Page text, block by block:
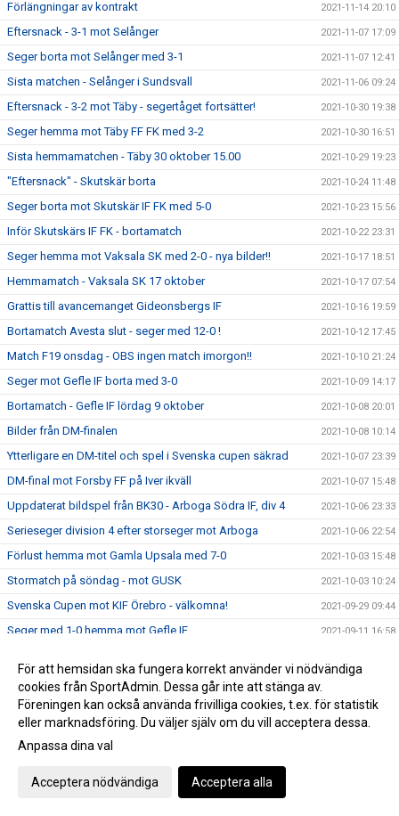
Förlängningar av kontrakt 2021-11-14 20:10
Eftersnack - 3-1 mot Selånger 2021-11-07 17:09
Seger borta mot Selånger med 3-1 2021-11-07 12:41
Sista matchen - Selånger i Sundsvall 2021-11-06 09:24
Eftersnack - 3-2 mot Täby - segertåget fortsätter! 2021-10-30 19:38
Seger hemma mot Täby FF FK med 3-2 2021-10-30 16:51
Sista hemmamatchen - Täby 30 oktober 15.00 2021-10-29 19:23
"Eftersnack" - Skutskär borta 2021-10-24 11:48
Seger borta mot Skutskär IF FK med 5-0 2021-10-23 15:56
Inför Skutskärs IF FK - bortamatch 2021-10-22 23:31
Seger hemma mot Vaksala SK med 2-0 - nya bilder!! 2021-10-17 18:51
Hemmamatch - Vaksala SK 17 oktober 2021-10-17 07:54
Grattis till avancemanget Gideonsbergs IF 2021-10-16 19:59
Bortamatch Avesta slut - seger med 12-0 ! 2021-10-12 17:45
Match F19 onsdag - OBS ingen match imorgon!! 2021-10-10 21:24
Seger mot Gefle IF borta med 3-0 2021-10-09 14:17
Bortamatch - Gefle IF lördag 9 oktober 2021-10-08 20:01
Bilder från DM-finalen 2021-10-08 10:14
Ytterligare en DM-titel och spel i Svenska cupen säkrad 2021-10-07 23:39
DM-final mot Forsby FF på Iver ikväll 2021-10-07 15:48
Uppdaterat bildspel från BK30 - Arboga Södra IF, div 4 2021-10-06 23:33
Serieseger division 4 efter storseger mot Arboga 2021-10-06 22:54
Förlust hemma mot Gamla Upsala med 7-0 2021-10-03 15:48
Stormatch på söndag - mot GUSK 2021-10-03 10:24
Svenska Cupen mot KIF Örebro - välkomna! 2021-09-29 09:44
Seger med 1-0 hemma mot Gefle IF 2021-09-11 16:58
Seger mot Degerfors IF i Svenska Cupen mot Degerfors
med 7-1
INFÖR SVENSKA CUPEN: DEGERFORS IF - VÄSTERÅS BK30 2021-09-07 14:17
Oavgjort 2-2 mot Rimbo IF på bortaplan
Dam reser till Roslagen för match mot Rimbo IF
TRIPPELT BK30 I LANDSLAGET!!!
För att hemsidan ska fungera korrekt använder vi nödvändiga
cookies från SportAdmin. Dessa går inte att stänga av.
Föreningen kan också använda frivilliga cookies, t.ex. för statistik
eller marknadsföring. Du väljer själv om du vill acceptera dessa.
Anpassa dina val
Acceptera nödvändiga Acceptera alla